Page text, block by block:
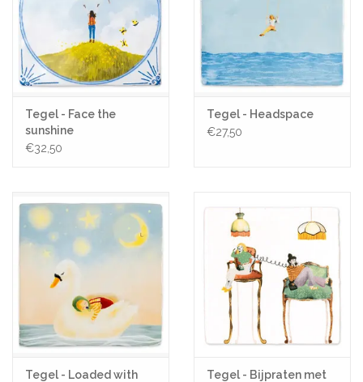
Tegel - Face the
sunshine
€32,50
Tegel - Headspace
€27,50
Tegel - Loaded with
Tegel - Bijpraten met